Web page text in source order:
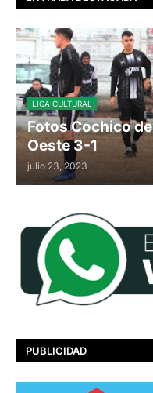
LIGA CULTURAL
Fotos Cochico
Oeste 3-1
julio 23, 2023
PUBLICIDAD